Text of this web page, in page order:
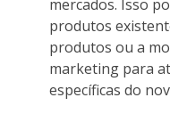
mercados. Isso
produtos
produtos ou a
marketing para
específicas do